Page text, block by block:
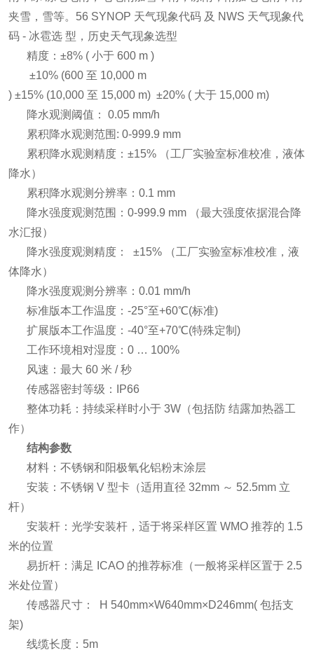
夹雪，雪等。56 SYNOP 天气现象代码 及 NWS 天气现象代
码 - 冰雹选 型，历史天气现象选型
精度：±8% ( 小于 600 m )
±10% (600 至 10,000 m
) ±15% (10,000 至 15,000 m) ±20% ( 大于 15,000 m)
降水观测阈值： 0.05 mm/h
累积降水观测范围: 0-999.9 mm
累积降水观测精度：±15% （工厂实验室标准校准，液体
降水）
累积降水观测分辨率：0.1 mm
降水强度观测范围：0-999.9 mm （最大强度依据混合降
水汇报）
降水强度观测精度： ±15% （工厂实验室标准校准，液
体降水）
降水强度观测分辨率：0.01 mm/h
标准版本工作温度：-25°至+60℃(标准)
扩展版本工作温度：-40°至+70℃(特殊定制)
工作环境相对湿度：0 … 100%
风速：最大 60 米 / 秒
传感器密封等级：IP66
整体功耗：持续采样时小于 3W（包括防 结露加热器工
作）
结构参数
材料：不锈钢和阳极氧化铝粉末涂层
安装：不锈钢 V 型卡（适用直径 32mm ～ 52.5mm 立
杆）
安装杆：光学安装杆，适于将采样区置 WMO 推荐的 1.5
米的位置
易折杆：满足 ICAO 的推荐标准（一般将采样区置于 2.5
米处位置）
传感器尺寸： H 540mm×W640mm×D246mm( 包括支
架)
线缆长度：5m